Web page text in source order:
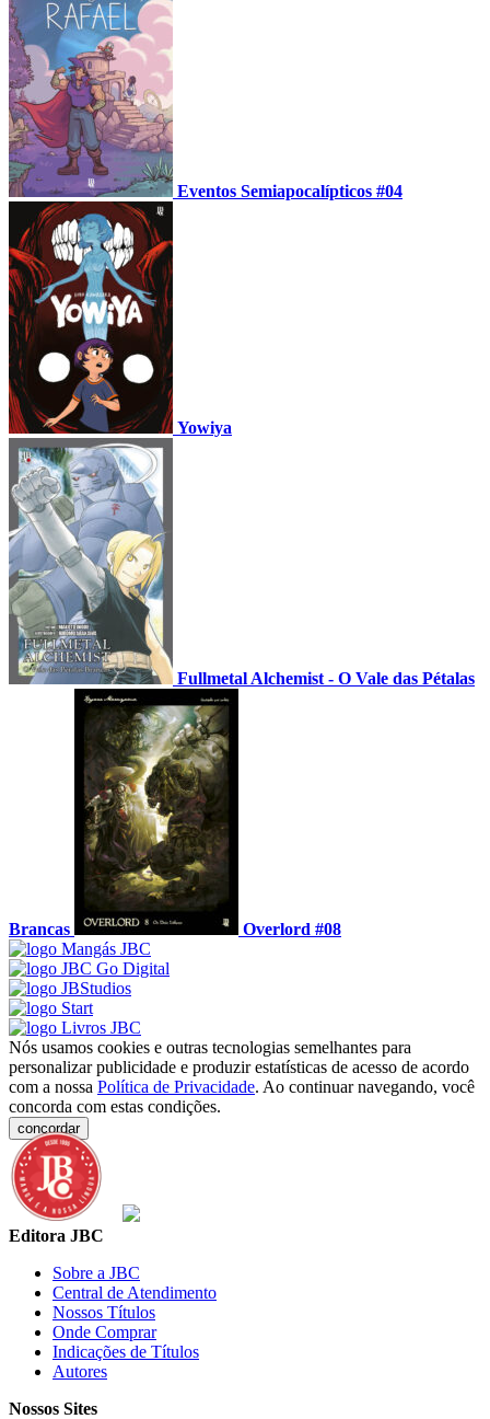
Eventos Semiapocalípticos #04
Yowiya
Fullmetal Alchemist - O Vale das Pétalas
Brancas Overlord #08
Nós usamos cookies e outras tecnologias semelhantes para
personalizar publicidade e produzir estatísticas de acesso de acordo
com a nossa Política de Privacidade. Ao continuar navegando, você
concorda com estas condições.
concordar
Editora JBC
Sobre a JBC
Central de Atendimento
Nossos Títulos
Onde Comprar
Indicações de Títulos
Autores
Nossos Sites